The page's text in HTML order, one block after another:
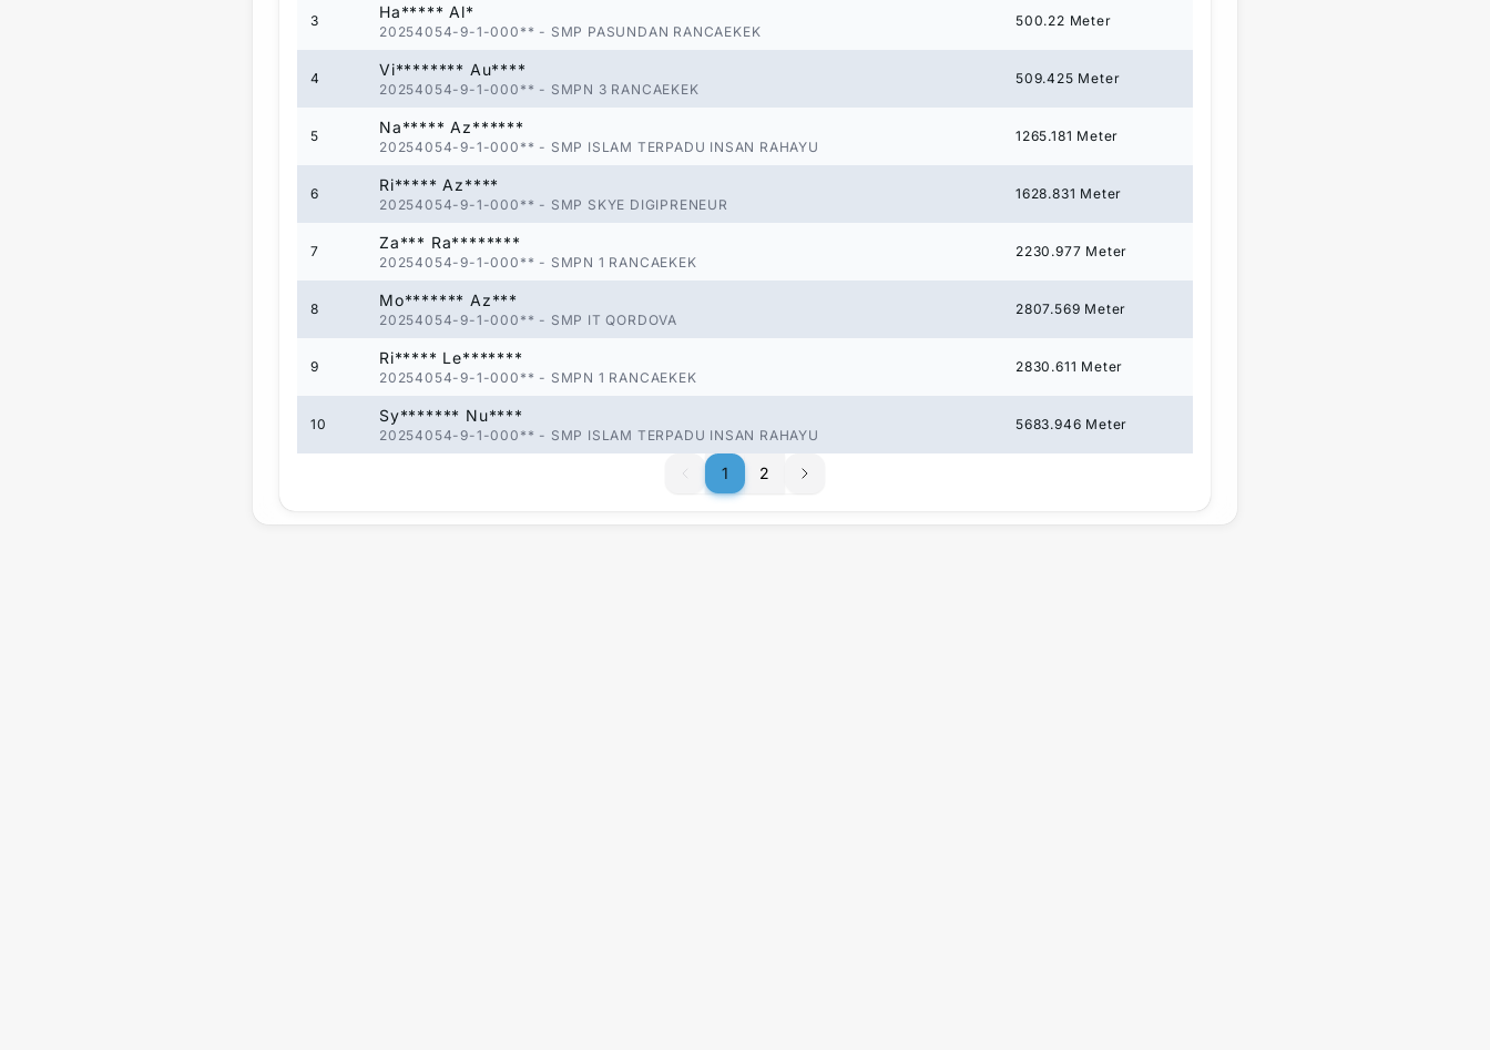
3 Ha***** Al*
20254054-9-1-000** - SMP PASUNDAN RANCAEKEK
500.22 Meter
4 Vi******** Au****
20254054-9-1-000** - SMPN 3 RANCAEKEK
509.425 Meter
5 Na***** Az******
20254054-9-1-000** - SMP ISLAM TERPADU INSAN RAHAYU
1265.181 Meter
6 Ri***** Az****
20254054-9-1-000** - SMP SKYE DIGIPRENEUR
1628.831 Meter
7 Za*** Ra********
20254054-9-1-000** - SMPN 1 RANCAEKEK
2230.977 Meter
8 Mo******* Az***
20254054-9-1-000** - SMP IT QORDOVA
2807.569 Meter
9 Ri***** Le*******
20254054-9-1-000** - SMPN 1 RANCAEKEK
2830.611 Meter
10 Sy******* Nu****
20254054-9-1-000** - SMP ISLAM TERPADU INSAN RAHAYU
5683.946 Meter
1
1 2